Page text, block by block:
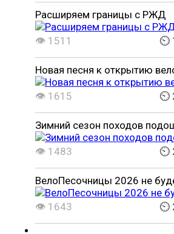
Расширяем границы с РЖД
👁 1511 ⏲
Новая песня к открытию
👁 1615 ⏲
Зимний сезон походов
👁 1483 ⏲
ВелоПесочницы 2026 не
👁 1643 ⏲